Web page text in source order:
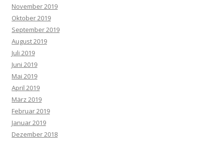
November 2019
Oktober 2019
September 2019
August 2019
Juli 2019
Juni 2019
Mai 2019
April 2019
März 2019
Februar 2019
Januar 2019
Dezember 2018